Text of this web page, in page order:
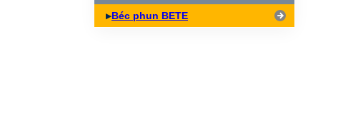
Biên dạng hình nón rỗng Hollow Cone
Phun hóa chấtDệt may
Béc phun BETE